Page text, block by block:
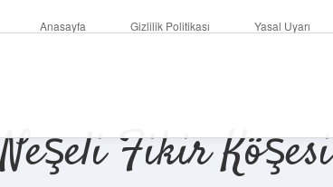
Anasayfa Gizlilik Politikası Yasal Uyarı
Neşeli Fikir Köşesi